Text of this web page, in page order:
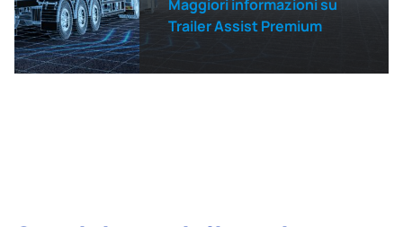
Trailer Assist Premium